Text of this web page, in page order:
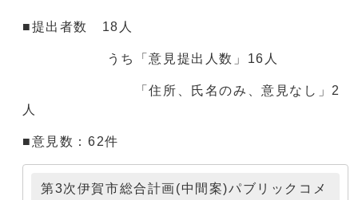
■提出者数 18人
うち「意見提出人数」16人
「住所、氏名のみ、意見なし」2
人
■意見数：62件
第3次伊賀市総合計画(中間案)パブリックコメ